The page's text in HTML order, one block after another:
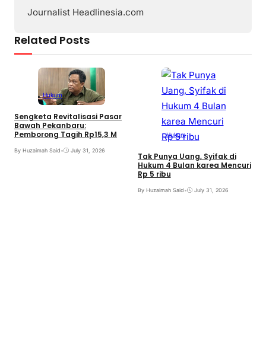
Journalist Headlinesia.com
Related Posts
Hukum
Sengketa Revitalisasi Pasar
Bawah Pekanbaru:
Pemborong Tagih Rp15,3 M
By Huzaimah Said• July 31, 2026
Hukum
Tak Punya Uang, Syifak di
Hukum 4 Bulan karea Mencuri
Rp 5 ribu
By Huzaimah Said• July 31, 2026